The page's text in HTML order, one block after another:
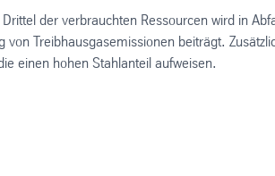
der verbrauchten Ressourcen wird in
Treibhausgasemissionen beiträgt.
einen hohen Stahlanteil aufweisen.